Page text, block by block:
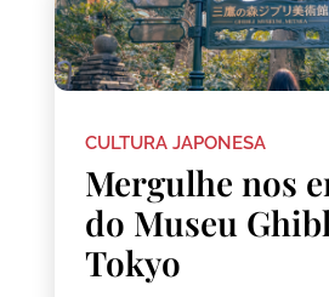
CULTURA JAPONESA
Mergulhe nos
do Museu
Tokyo